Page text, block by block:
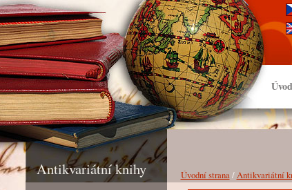
Antikvariátní knihy Úvodní strana/Antikvariátní